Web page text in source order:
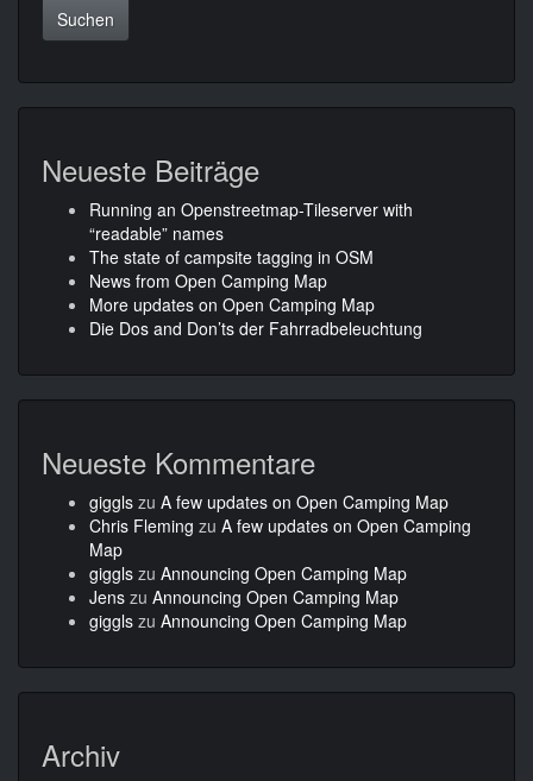
Neueste Beiträge
Running an Openstreetmap-Tileserver with
“readable” names
The state of campsite tagging in OSM
News from Open Camping Map
More updates on Open Camping Map
Die Dos and Don’ts der Fahrradbeleuchtung
Neueste Kommentare
giggls zu A few updates on Open Camping Map
Chris Fleming zu A few updates on Open Camping
Map
giggls zu Announcing Open Camping Map
Jens zu Announcing Open Camping Map
giggls zu Announcing Open Camping Map
Archiv